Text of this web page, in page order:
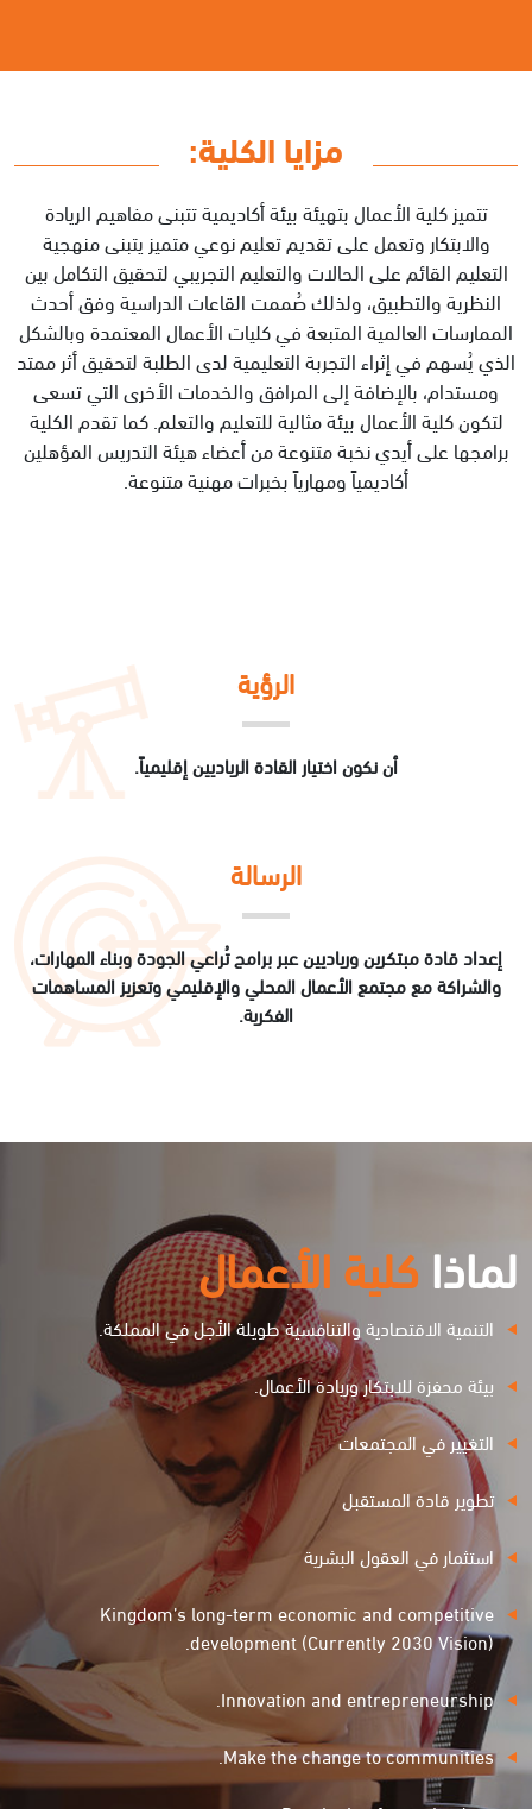
مزايا الكلية:
تتميز كلية الأعمال بتهيئة بيئة أكاديمية تتبنى مفاهيم الريادة
والابتكار وتعمل على تقديم تعليم نوعي متميز يتبنى منهجية
التعليم القائم على الحالات والتعليم التجريبي لتحقيق التكامل بين
النظرية والتطبيق، ولذلك صُممت القاعات الدراسية وفق أحدث
الممارسات العالمية المتبعة في كليات الأعمال المعتمدة وبالشكل
الذي يُسهم في إثراء التجربة التعليمية لدى الطلبة لتحقيق أثر ممتد
ومستدام، بالإضافة إلى المرافق والخدمات الأخرى التي تسعى
لتكون كلية الأعمال بيئة مثالية للتعليم والتعلم. كما تقدم الكلية
برامجها على أيدي نخبة متنوعة من أعضاء هيئة التدريس المؤهلين
أكاديمياً ومهارياً بخبرات مهنية متنوعة.
الرؤية
أن نكون اختيار القادة الرياديين إقليمياً.
الرسالة
إعداد قادة مبتكرين ورياديين عبر برامج تُراعي الجودة وبناء المهارات،
والشراكة مع مجتمع الأعمال المحلي والإقليمي وتعزيز المساهمات
الفكرية.
لماذاكلية الأعمال
التنمية الاقتصادية والتنافسية طويلة الأجل في المملكة.
بيئة محفزة للابتكار وريادة الأعمال.
التغيير في المجتمعات
تطوير قادة المستقبل
استثمار في العقول البشرية
Kingdom’s long-term economic and competitive
development (Currently 2030 Vision).
Innovation and entrepreneurship.
Make the change to communities.